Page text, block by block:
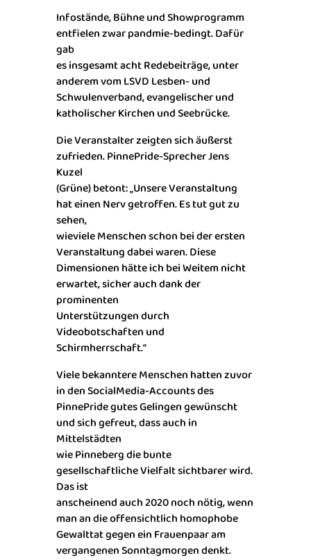
Infostände, Bühne und Showprogramm
entfielen zwar pandmie-bedingt. Dafür
gab
es insgesamt acht Redebeiträge, unter
anderem vom LSVD Lesben- und
Schwulenverband, evangelischer und
katholischer Kirchen und Seebrücke.
Die Veranstalter zeigten sich äußerst
zufrieden. PinnePride-Sprecher Jens
Kuzel
(Grüne) betont: „Unsere Veranstaltung
hat einen Nerv getroffen. Es tut gut zu
sehen,
wieviele Menschen schon bei der ersten
Veranstaltung dabei waren. Diese
Dimensionen hätte ich bei Weitem nicht
erwartet, sicher auch dank der
prominenten
Unterstützungen durch
Videobotschaften und
Schirmherrschaft.“
Viele bekanntere Menschen hatten zuvor
in den SocialMedia-Accounts des
PinnePride gutes Gelingen gewünscht
und sich gefreut, dass auch in
Mittelstädten
wie Pinneberg die bunte
gesellschaftliche Vielfalt sichtbarer wird.
Das ist
anscheinend auch 2020 noch nötig, wenn
man an die offensichtlich homophobe
Gewalttat gegen ein Frauenpaar am
vergangenen Sonntagmorgen denkt.